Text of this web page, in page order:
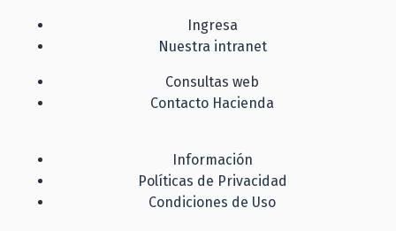
Ingresa
Nuestra intranet
Consultas web
Contacto Hacienda
Información
Políticas de Privacidad
Condiciones de Uso